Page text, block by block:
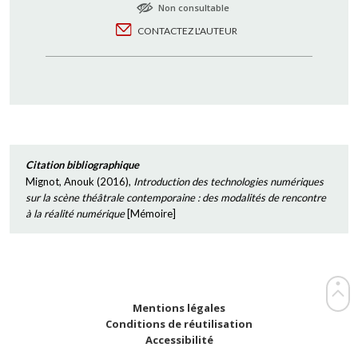
Non consultable
CONTACTEZ L'AUTEUR
Citation bibliographique
Mignot, Anouk (2016), Introduction des technologies numériques
sur la scène théâtrale contemporaine : des modalités de rencontre
à la réalité numérique[Mémoire]
Mentions légales
Conditions de réutilisation
Accessibilité